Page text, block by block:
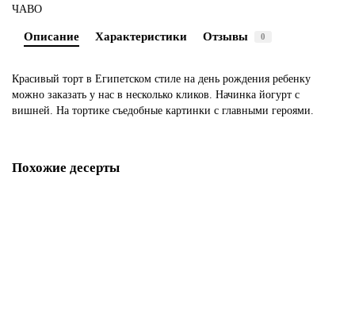
ЧАВО
Описание Характеристики Отзывы 0
Красивый торт в Египетском стиле на день рождения ребенку
можно заказать у нас в несколько кликов. Начинка йогурт с
вишней. На тортике съедобные картинки с главными героями.
Похожие десерты